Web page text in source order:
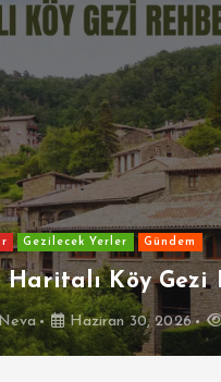
Gezilecek Yerler Gündem
Haritalı Köy Gezi
Haziran 30, 2026